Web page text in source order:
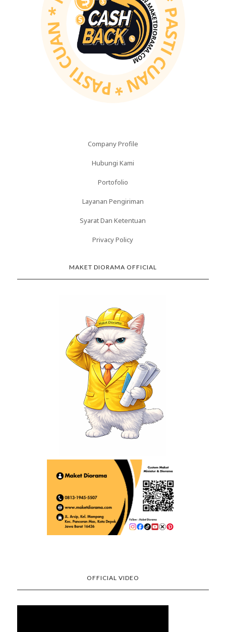
Company Profile
Hubungi Kami
Portofolio
Layanan Pengiriman
Syarat Dan Ketentuan
Privacy Policy
MAKET DIORAMA OFFICIAL
OFFICIAL VIDEO